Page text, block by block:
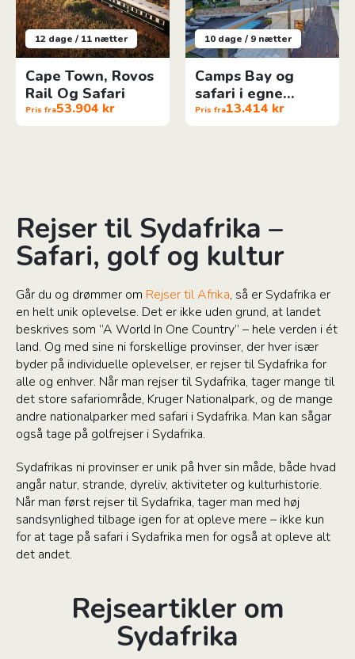
12 dage / 11 nætter
Cape Town, Rovos
Rail Og Safari
Pris fra53.904 kr
10 dage / 9 nætter
Camps Bay og
safari i egne
villaer
Pris fra13.414 kr
Rejser til Sydafrika –
Safari, golf og kultur
Går du og drømmer om Rejser til Afrika, så er Sydafrika er
en helt unik oplevelse. Det er ikke uden grund, at landet
beskrives som ”A World In One Country” – hele verden i ét
land. Og med sine ni forskellige provinser, der hver især
byder på individuelle oplevelser, er rejser til Sydafrika for
alle og enhver. Når man rejser til Sydafrika, tager mange til
det store safariområde, Kruger Nationalpark, og de mange
andre nationalparker med safari i Sydafrika. Man kan sågar
også tage på golfrejser i Sydafrika.
Sydafrikas ni provinser er unik på hver sin måde, både hvad
angår natur, strande, dyreliv, aktiviteter og kulturhistorie.
Når man først rejser til Sydafrika, tager man med høj
sandsynlighed tilbage igen for at opleve mere – ikke kun
for at tage på safari i Sydafrika men for også at opleve alt
det andet.
Rejseartikler om
Sydafrika